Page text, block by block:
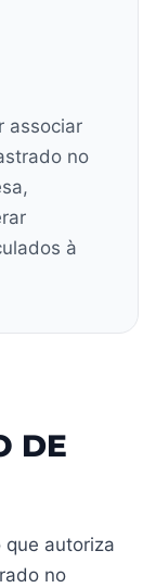
associar
no
à
DE
que autoriza
no